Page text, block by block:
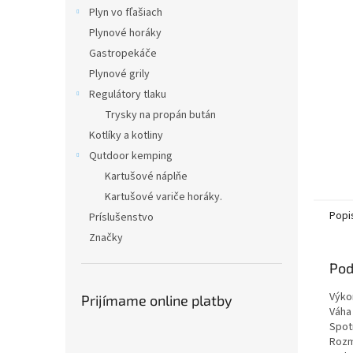
Plyn vo fľašiach
Plynové horáky
Gastropekáče
Plynové grily
Regulátory tlaku
Trysky na propán bután
Kotlíky a kotliny
Qutdoor kemping
Kartušové náplňe
Kartušové variče horáky.
Príslušenstvo
Značky
Prijímame online platby